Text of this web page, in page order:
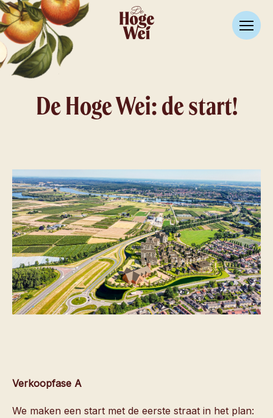
De Hoge Wei: de start!
Verkoopfase A
We maken een start met de eerste straat in het plan: